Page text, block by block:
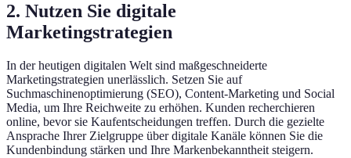
2. Nutzen Sie digitale
Marketingstrategien
In der heutigen digitalen Welt sind maßgeschneiderte
Marketingstrategien unerlässlich. Setzen Sie auf
Suchmaschinenoptimierung (SEO), Content-Marketing und Social
Media, um Ihre Reichweite zu erhöhen. Kunden recherchieren
online, bevor sie Kaufentscheidungen treffen. Durch die gezielte
Ansprache Ihrer Zielgruppe über digitale Kanäle können Sie die
Kundenbindung stärken und Ihre Markenbekanntheit steigern.